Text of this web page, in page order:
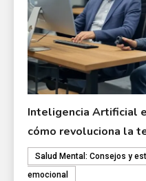
Inteligencia Artificial
cómo revoluciona la
Salud Mental: Consejos y
emocional